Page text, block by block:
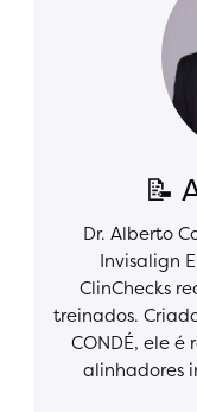
📝
Dr. Alberto
Invisalign
ClinChecks
treinados.
CONDÉ, ele
alinhadores